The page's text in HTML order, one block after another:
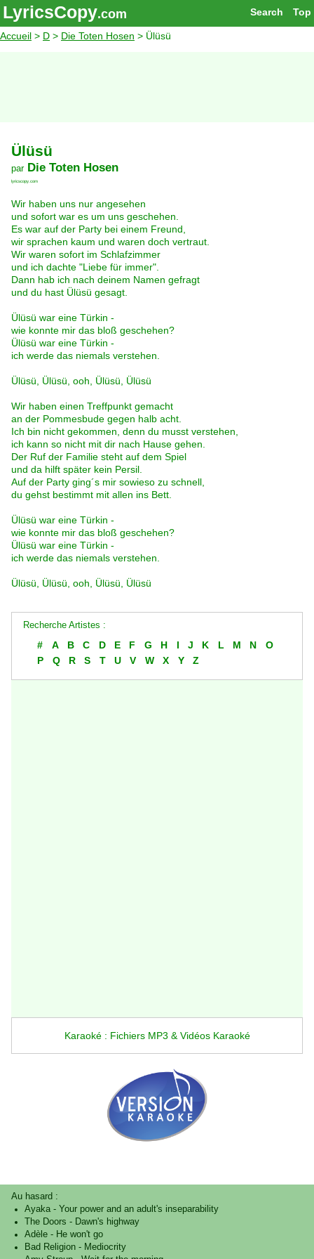
Top
Search
LyricsCopy.com
Accueil > D > Die Toten Hosen > Ülüsü
Ülüsü
par Die Toten Hosen
lyricscopy.com
Wir haben uns nur angesehen
und sofort war es um uns geschehen.
Es war auf der Party bei einem Freund,
wir sprachen kaum und waren doch vertraut.
Wir waren sofort im Schlafzimmer
und ich dachte "Liebe für immer".
Dann hab ich nach deinem Namen gefragt
und du hast Ülüsü gesagt.
Ülüsü war eine Türkin -
wie konnte mir das bloß geschehen?
Ülüsü war eine Türkin -
ich werde das niemals verstehen.
Ülüsü, Ülüsü, ooh, Ülüsü, Ülüsü
Wir haben einen Treffpunkt gemacht
an der Pommesbude gegen halb acht.
Ich bin nicht gekommen, denn du musst verstehen,
ich kann so nicht mit dir nach Hause gehen.
Der Ruf der Familie steht auf dem Spiel
und da hilft später kein Persil.
Auf der Party ging´s mir sowieso zu schnell,
du gehst bestimmt mit allen ins Bett.
Ülüsü war eine Türkin -
wie konnte mir das bloß geschehen?
Ülüsü war eine Türkin -
ich werde das niemals verstehen.
Ülüsü, Ülüsü, ooh, Ülüsü, Ülüsü
Recherche Artistes :
# A B C D E F G H I J K L M N
O
P
Q R S T U V W X Y Z
Karaoké : Fichiers MP3 & Vidéos Karaoké
Au hasard :
Ayaka- Your power and an adult's inseparability
The Doors - Dawn's highway
Adèle- He won't go
Bad Religion- Mediocrity